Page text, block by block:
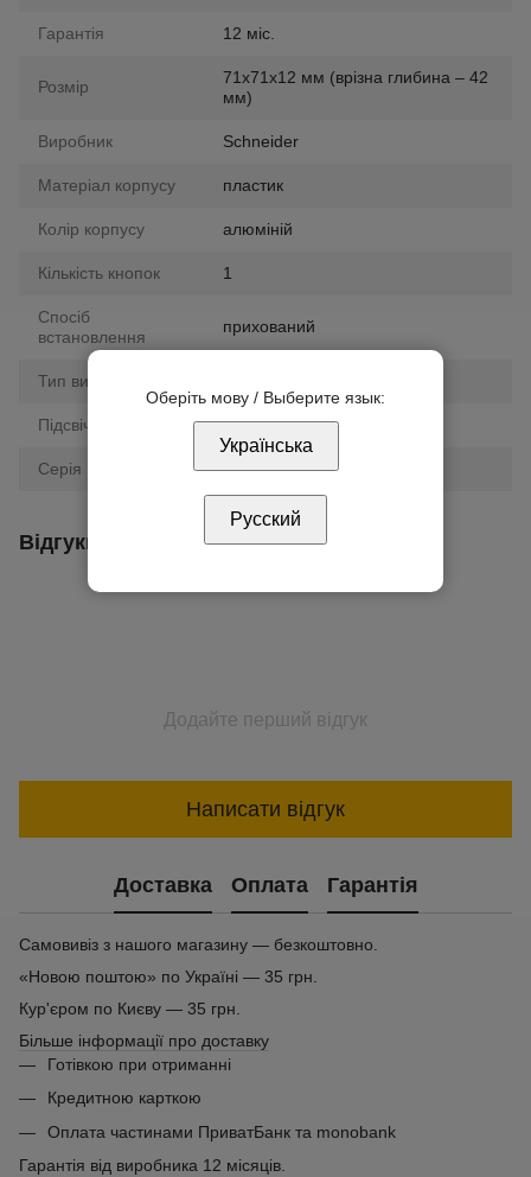
Гарантія 12 міс.
Розмір
71х71х12 мм (врізна глибина – 42
мм)
Виробник Schneider
Матеріал корпусу пластик
Колір корпусу алюміній
Кількість кнопок 1
Спосіб
встановлення
прихований
Тип вимикача
Підсвічування Так
Серія Sedna
Відгуки
Додайте перший відгук
Написати відгук
Доставка Оплата Гарантія
Самовивіз з нашого магазину — безкоштовно.
«Новою поштою» по Україні — 35 грн.
Кур'єром по Києву — 35 грн.
Більше інформації про доставку
Готівкою при отриманні
Кредитною карткою
Оплата частинами ПриватБанк та monobank
Гарантія від виробника 12 місяців.
Оберіть мову / Выберите язык:
Українська
Русский